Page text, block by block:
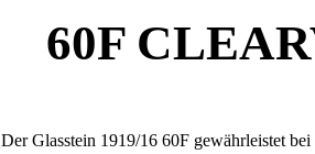
60F
Der Glasstein 1919/16 60F gewährleistet